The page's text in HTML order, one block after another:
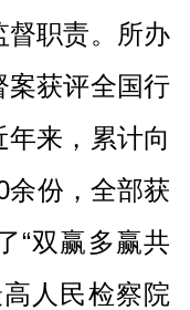
督职责。所办
案获评全国行
来，累计向
余份，全部获
“双赢多赢共
人民检察院